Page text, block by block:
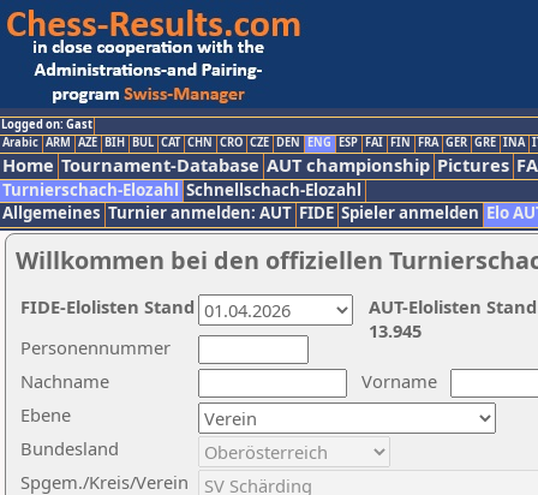
Logged on: Gast
Arabic ARM AZE BIH BUL CAT CHN CRO CZE DEN ENG ESP FAI FIN FRA GER GRE INA
Home Tournament-Database AUT championship Pictures
Turnierschach-Elozahl Schnellschach-Elozahl
Allgemeines Turnier anmelden: AUT FIDE Spieler anmelden Elo
Willkommen bei den offiziellen
Nachname
Vorname
Ebene
Personennummer
Bundesland
Spgem./Kreis/Verein
AUT-Elolisten
13.945
FIDE-Elolisten Stand